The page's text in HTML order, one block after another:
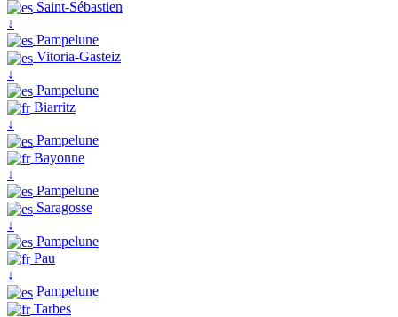
Saint-Sébastien
↓
Pampelune
Vitoria-Gasteiz
↓
Pampelune
Biarritz
↓
Pampelune
Bayonne
↓
Pampelune
Saragosse
↓
Pampelune
Pau
↓
Pampelune
Tarbes